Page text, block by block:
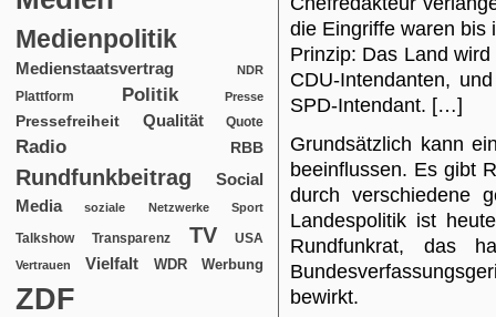
Medienpolitik
Medienstaatsvertrag NDR
Plattform Politik Presse
Pressefreiheit Qualität Quote
Radio RBB
Rundfunkbeitrag
Social
Media
soziale Netzwerke Sport
Talkshow Transparenz TV USA
Vertrauen Vielfalt WDR Werbung
ZDF
die Eingriffe waren bis
Prinzip: Das Land
CDU-Intendanten,
SPD-Intendant. […]
Grundsätzlich kann
beeinflussen. Es gibt
durch verschiedene
Landespolitik ist
Rundfunkrat, das
bewirkt.